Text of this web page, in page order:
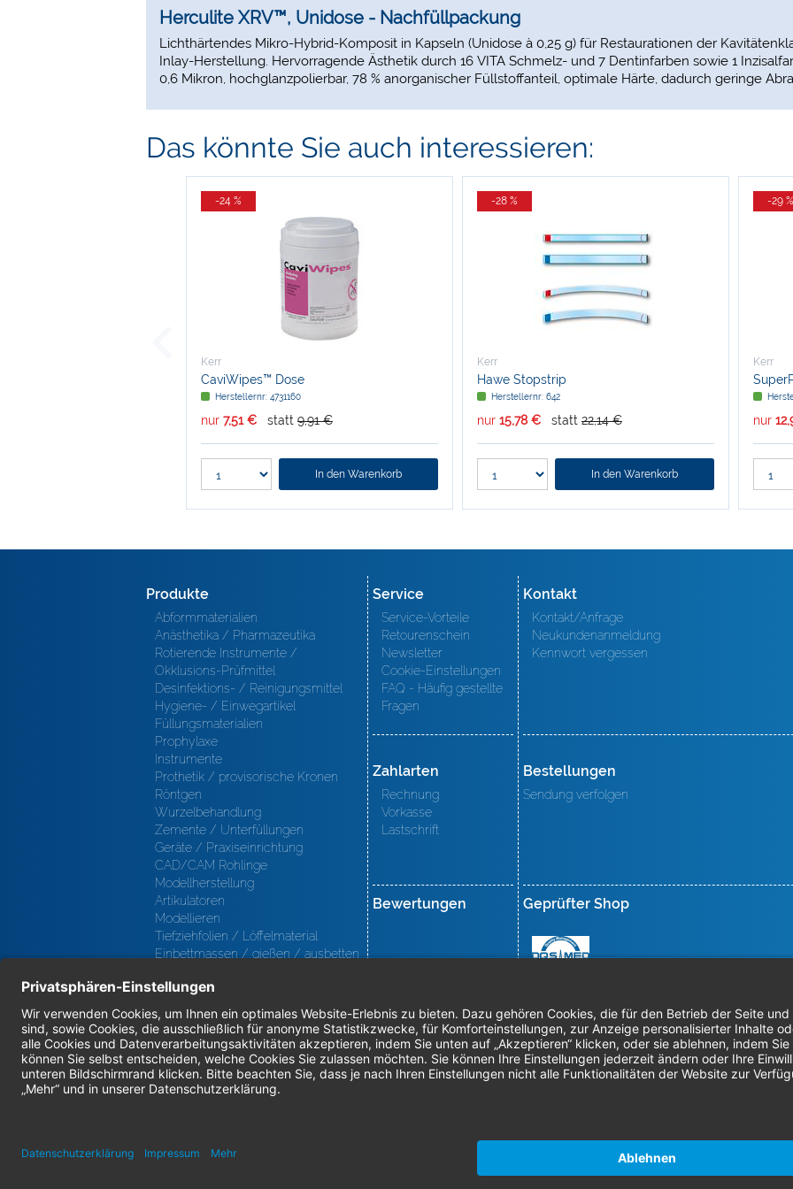
Herculite XRV™, Unidose - Nachfüllpackung
Lichthärtendes Mikro-Hybrid-Komposit in Kapseln (Unidose à 0,25 g) für Restaurationen der
Inlay-Herstellung. Hervorragende Ästhetik durch 16 VITA Schmelz- und 7 Dentinfarben sowie 1
0,6 Mikron, hochglanzpolierbar, 78 % anorganischer Füllstoffanteil, optimale Härte, dadurch geringe
Das könnte Sie auch interessieren:
-24 %
Kerr
CaviWipes™ Dose
Herstellernr: 4731160
nur 7,51 € statt 9,91 €
In den Warenkorb
-28 %
Kerr
Hawe Stopstrip
Herstellernr: 642
nur 15,78 € statt 22,14 €
In den Warenkorb
-29 %
Kerr
nur
Produkte
Abformmaterialien
Anästhetika / Pharmazeutika
Rotierende Instrumente /
Okklusions-Prüfmittel
Desinfektions- / Reinigungsmittel
Hygiene- / Einwegartikel
Füllungsmaterialien
Prophylaxe
Instrumente
Prothetik / provisorische Kronen
Röntgen
Wurzelbehandlung
Zemente / Unterfüllungen
Geräte / Praxiseinrichtung
CAD/CAM Rohlinge
Modellherstellung
Artikulatoren
Modellieren
Tiefziehfolien / Löffelmaterial
Einbettmassen / gießen / ausbetten
Oberfl ächenbearbeitung
Keramik
Verblendmaterialien
Instrumente
Kieferorthopädie / Klammerdrähte
Verschiedenes (Labor)
Service
Service-Vorteile
Retourenschein
Newsletter
Cookie-Einstellungen
FAQ - Häufig gestellte
Fragen
Zahlarten
Rechnung
Vorkasse
Lastschrift
Bewertungen
Kontakt
Kontakt/Anfrage
Neukundenanmeldung
Kennwort vergessen
Bestellungen
Sendung verfolgen
Geprüfter Shop
AGB Datenschutz Nachhaltigkeit